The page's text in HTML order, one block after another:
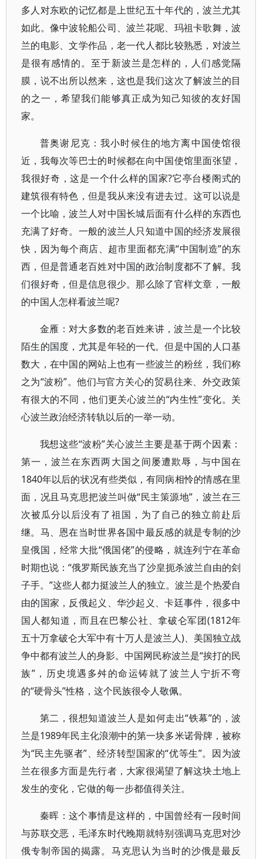
多人对东欧的记忆都是上世纪五十年代的，波兰尤其
如此。像中波轮船公司、波兰花呢、玛祖卡歌舞，波
兰的电影、文学作品，老一代人都比较熟悉，对波兰
是很有感情的。至于新波兰是怎样的，人们感觉隔
膜，说不出所以然来，这也是我们这次了解波兰的目
的之一，希望我们能够真正成为知己知彼的友好国
家。
普奥谢尼克：我小时候住的地方离中国使馆很
近，我每次等巴士的时候都在向中国使馆里面张望，
我很好奇，这是一个什么样的国家?它亭台楼阁式的
建筑很有特色，但是我从来没有进去过。这可以说是
一个比喻，波兰人对中国长城后面有什么样的东西也
充满了好奇。一般的波兰人只知道中国的经济发展很
快，因为每个商店、超市里面都充满“中国制造”的东
西，但是普通老百姓对中国的政治制度都不了解。我
们很好奇，但是信息很少。那么除了官样文章，一般
的中国人怎样看波兰呢?
金雁：对大多数的老百姓来讲，波兰是一个比较
陌生的国度，尤其是年轻的一代。但是中国的人口基
数大，在中国的网站上也有一些波兰的粉丝，我们称
之为“波粉”。他们与官方关心的贸易往来、外交政策
有很大的不同，他们更关心波兰的“内生性”变化。关
心波兰政治经济转轨以后的一举一动。
我想这些“波粉”关心波兰主要是基于两个因素：
第一，波兰在东西两大国之间屡遭欺辱，与中国在
1840年以后的状况有些类似，有同病相怜的情感在里
面，况且马克思把波兰叫做“民主策源地”，波兰在三
次被瓜分以后没有了祖国，为了自己的独立前赴后
继。马、恩在当时世界各国中最反感的就是专制的沙
皇俄国，经常大批“俄国佬”的侵略，就连列宁在革命
时期也说：“俄罗斯民族充当了沙皇扼杀波兰自由的刽
子手。”这些人都力挺波兰人的独立。波兰是个热爱自
由的国家，反俄起义、华沙起义、卡廷事件，很多中
国人都知道，而且在巴黎公社、拿破仑军团(1812年
五十万拿破仑大军中有十万人是波兰人)、美国独立战
争中都有波兰人的身影。中国网民称波兰是“挨打的民
族”，历史境遇多舛的命运铸就了波兰人宁折不弯
的“硬骨头”性格，这个民族很令人敬佩。
第二，很想知道波兰人是如何走出“铁幕”的，波
兰是1989年民主化浪潮中的第一块多米诺骨牌，被称
为“民主先驱者”、经济转型国家的“优等生”。因为波
兰在很多方面是先行者，大家很渴望了解这块土地上
发生的变化，它做的每一步都值得关注。
秦晖：这个事情是这样的，中国曾经有一段时间
与苏联交恶，毛泽东时代晚期就特别强调马克思对沙
俄专制帝国的揭露。马克思认为当时的沙俄是最反